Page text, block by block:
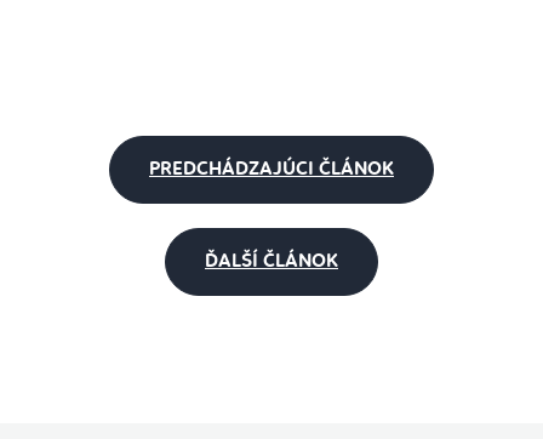
PREDCHÁDZAJÚCI ČLÁNOK
ĎALŠÍ ČLÁNOK